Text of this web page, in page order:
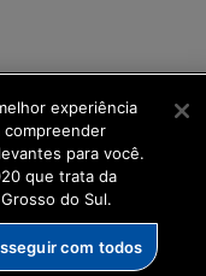
experiência
compreender
para você.
que trata da
do Sul.
com todos